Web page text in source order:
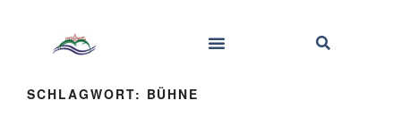
SCHLAGWORT: BÜHNE